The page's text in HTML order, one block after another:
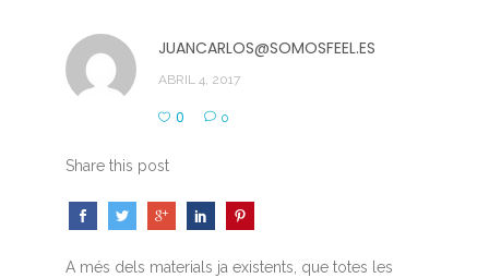
JUANCARLOS@SOMOSFEEL.ES
ABRIL 4, 2017
0 0
Share this post
A més dels materials ja existents, que totes les